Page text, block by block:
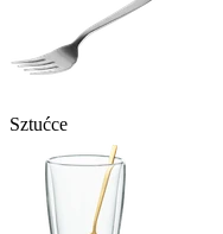
Sztućce